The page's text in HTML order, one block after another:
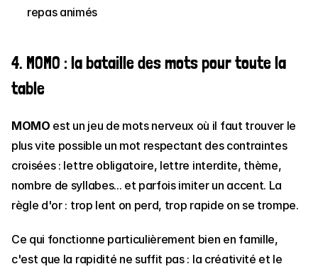
repas animés
4. MOMO : la bataille des mots pour toute la
table
MOMO est un jeu de mots nerveux où il faut trouver le
plus vite possible un mot respectant des contraintes
croisées : lettre obligatoire, lettre interdite, thème,
nombre de syllabes... et parfois imiter un accent. La
règle d'or : trop lent on perd, trop rapide on se trompe.
Ce qui fonctionne particulièrement bien en famille,
c'est que la rapidité ne suffit pas : la créativité et le